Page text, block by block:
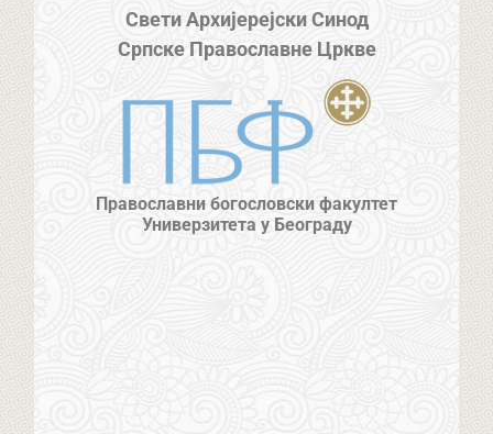
Свети Архијерејски Синод
Српске Православне Цркве
Православни богословски факултет
Универзитета у Београду